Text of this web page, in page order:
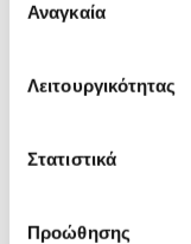
συγκατάθεσης
Αναγκαία
Λειτουργικότητας
Στατιστικά
Προώθησης
Αναλυτική